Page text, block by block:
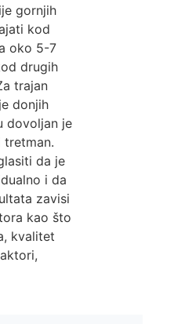
gornjih
kod
oko 5-7
drugih
trajan
donjih
dovoljan je
tretman.
da je
i da
zavisi
kao što
kvalitet